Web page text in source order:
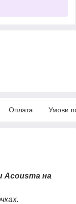
Оплата Умови
Acousma на